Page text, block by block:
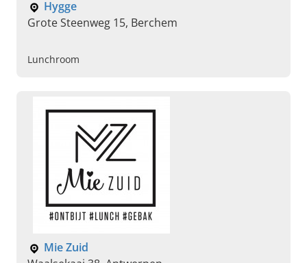
Hygge
Grote Steenweg 15, Berchem
Lunchroom
Mie Zuid